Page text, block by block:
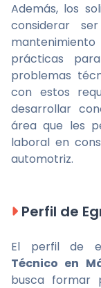
Además, los
considerar
prácticas
problemas
con estos
desarrollar
área que les
laboral en
automotriz.
Perfil de
El perfil de
Técnico en
busca formar